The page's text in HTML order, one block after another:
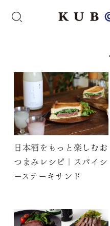
日本酒をもっと楽しむお
つまみレシピ｜スパイシ
ーステーキサンド